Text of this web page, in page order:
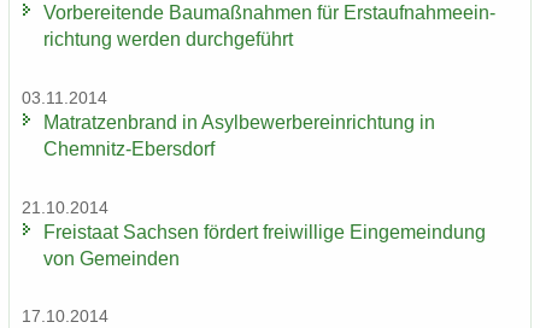
Vor­be­rei­ten­de Bau­maß­nah­men für Erst­auf­nah­me­ein­
rich­tung wer­den durch­ge­führt
03.11.2014
Ma­trat­zen­brand in Asyl­be­wer­ber­ein­rich­tung in
Chemnitz-​Ebersdorf
21.10.2014
Frei­staat Sach­sen för­dert frei­wil­li­ge Ein­ge­mein­dung
von Ge­mein­den
17.10.2014